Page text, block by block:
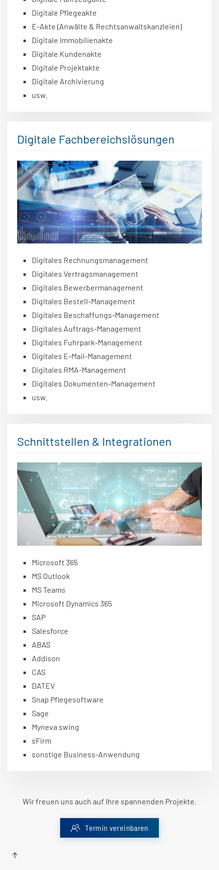
Digitale Pflegeakte
E-Akte (Anwälte & Rechtsanwaltskanzleien)
Digitale Immobilienakte
Digitale Kundenakte
Digitale Projektakte
Digitale Archivierung
usw.
Digitale Fachbereichslösungen
Digitales Rechnungsmanagement
Digitales Vertragsmanagement
Digitales Bewerbermanagement
Digitales Bestell-Management
Digitales Beschaffungs-Management
Digitales Auftrags-Management
Digitales Fuhrpark-Management
Digitales E-Mail-Management
Digitales RMA-Management
Digitales Dokumenten-Management
usw.
Schnittstellen & Integrationen
Microsoft 365
MS Outlook
MS Teams
Microsoft Dynamics 365
SAP
Salesforce
ABAS
Addison
CAS
DATEV
Snap Pflegesoftware
Sage
Myneva swing
sFirm
sonstige Business-Anwendung
Wir freuen uns auch auf Ihre spannenden Projekte.
Termin vereinbaren